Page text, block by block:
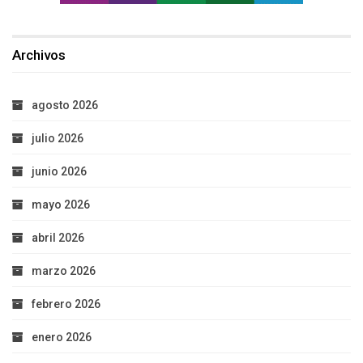
Archivos
agosto 2026
julio 2026
junio 2026
mayo 2026
abril 2026
marzo 2026
febrero 2026
enero 2026